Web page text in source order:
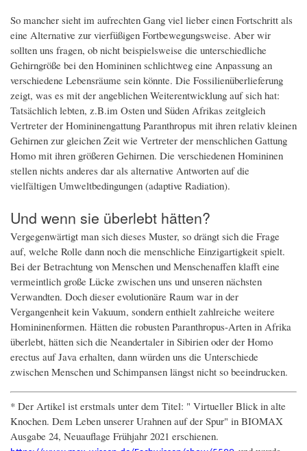
So mancher sieht im aufrechten Gang viel lieber einen Fortschritt als
eine Alternative zur vierfüßigen Fortbewegungsweise. Aber wir
sollten uns fragen, ob nicht beispielsweise die unterschiedliche
Gehirngröße bei den Homininen schlichtweg eine Anpassung an
verschiedene Lebensräume sein könnte. Die Fossilienüberlieferung
zeigt, was es mit der angeblichen Weiterentwicklung auf sich hat:
Tatsächlich lebten, z.B.im Osten und Süden Afrikas zeitgleich
Vertreter der Homininengattung Paranthropus mit ihren relativ kleinen
Gehirnen zur gleichen Zeit wie Vertreter der menschlichen Gattung
Homo mit ihren größeren Gehirnen. Die verschiedenen Homininen
stellen nichts anderes dar als alternative Antworten auf die
vielfältigen Umweltbedingungen (adaptive Radiation).
Und wenn sie überlebt hätten?
Vergegenwärtigt man sich dieses Muster, so drängt sich die Frage
auf, welche Rolle dann noch die menschliche Einzigartigkeit spielt.
Bei der Betrachtung von Menschen und Menschenaffen klafft eine
vermeintlich große Lücke zwischen uns und unseren nächsten
Verwandten. Doch dieser evolutionäre Raum war in der
Vergangenheit kein Vakuum, sondern enthielt zahlreiche weitere
Homininenformen. Hätten die robusten Paranthropus-Arten in Afrika
überlebt, hätten sich die Neandertaler in Sibirien oder der Homo
erectus auf Java erhalten, dann würden uns die Unterschiede
zwischen Menschen und Schimpansen längst nicht so beeindrucken.
* Der Artikel ist erstmals unter dem Titel: " Virtueller Blick in alte
Knochen. Dem Leben unserer Urahnen auf der Spur" in BIOMAX
Ausgabe 24, Neuauflage Frühjahr 2021 erschienen.